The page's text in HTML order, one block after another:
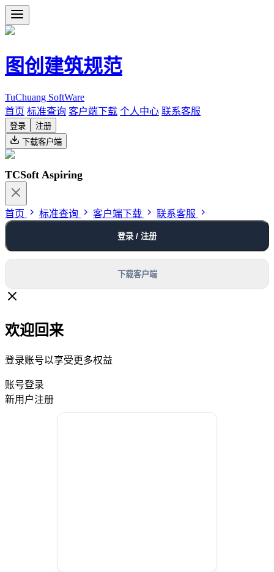
图创建筑规范
TuChuang SoftWare
首页 标准查询 客户端下载 个人中心 联系客服
登录
注册
下载客户端
TCSoft Aspiring
首页 标准查询 客户端下载 联系客服
登录 / 注册
下载客户端
欢迎回来
登录账号以享受更多权益
账号登录
新用户注册